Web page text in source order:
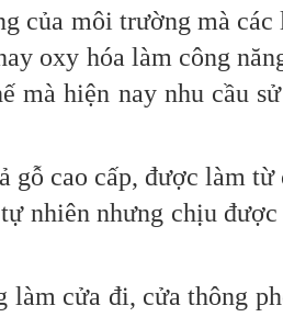
của môi trường mà
oxy hóa làm công
mà hiện nay nhu cầu
cao cấp, được làm
nhiên nhưng chịu
cửa đi, cửa thông